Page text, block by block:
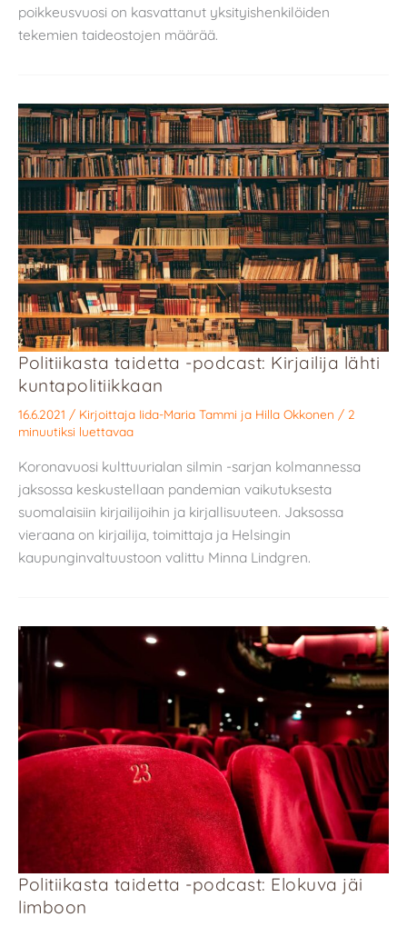
poikkeusvuosi on kasvattanut yksityishenkilöiden
tekemien taideostojen määrää.
Politiikasta taidetta -podcast: Kirjailija lähti
kuntapolitiikkaan
16.6.2021 / Kirjoittaja Iida-Maria Tammi ja Hilla Okkonen / 2
minuutiksi luettavaa
Koronavuosi kulttuurialan silmin -sarjan kolmannessa
jaksossa keskustellaan pandemian vaikutuksesta
suomalaisiin kirjailijoihin ja kirjallisuuteen. Jaksossa
vieraana on kirjailija, toimittaja ja Helsingin
kaupunginvaltuustoon valittu Minna Lindgren.
Politiikasta taidetta -podcast: Elokuva jäi
limboon